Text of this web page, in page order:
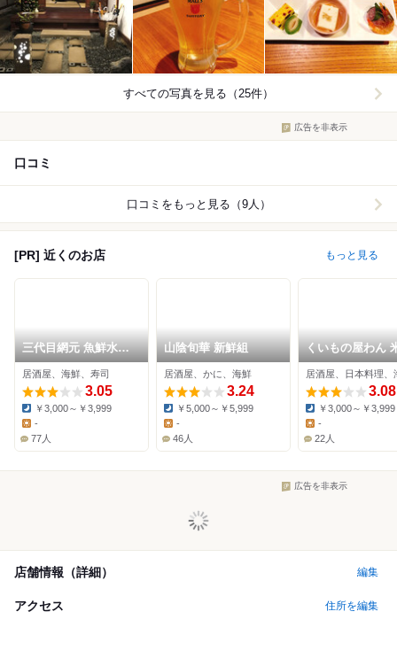
すべての写真を見る（25件）
広告を非表示
口コミ
口コミをもっと見る（9人）
[PR] 近くのお店 もっと見る
三代目網元 魚鮮水産
米子駅前店
居酒屋、海鮮、寿司
3.05
Dinner:
￥3,000～￥3,999
Lunch:
-
77人
山陰旬華 新鮮組
居酒屋、かに、海鮮
3.24
Dinner:
￥5,000～￥5,999
Lunch:
-
46人
くいもの屋わん
駅前店
居酒屋、日本料理、
3.08
Dinner:
￥3,000～￥3,999
Lunch:
-
22人
広告を非表示
店舗情報（詳細） 編集
アクセス 住所を編集